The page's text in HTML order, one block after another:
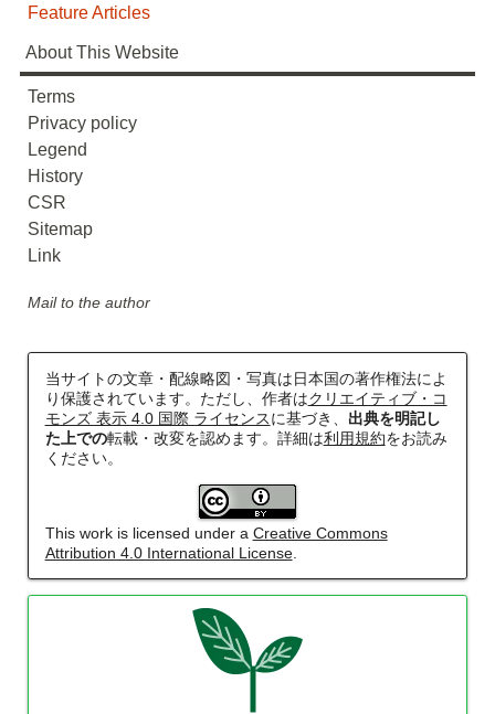
楽天市場 書泉
阪急電鉄・阪神電気鉄道配線略図1975
東武鉄道配線略図1975
メロンブックス
Feature Articles
About This Website
Terms
Privacy policy
Legend
History
CSR
Sitemap
Link
Mail to the author
当サイトの文章・配線略図・写真は日本国の著作権法によ
り保護されています。ただし、作者はクリエイティブ・コ
モンズ 表示 4.0 国際 ライセンスに基づき、 出典を明記し
た上での転載・改変を認めます。詳細は利用規約をお読み
ください。
This work is licensed under a Creative Commons
Attribution 4.0 International License.